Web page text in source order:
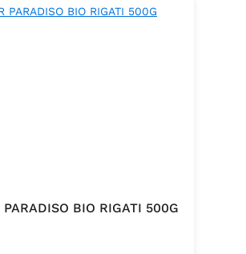
PARADISO BIO RIGATI 500G